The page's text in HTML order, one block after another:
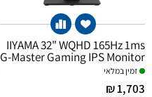
IIYAMA 32" WQHD 165Hz 1ms
G-Master Gaming IPS Monitor
זמין במלאי
1,703 ₪